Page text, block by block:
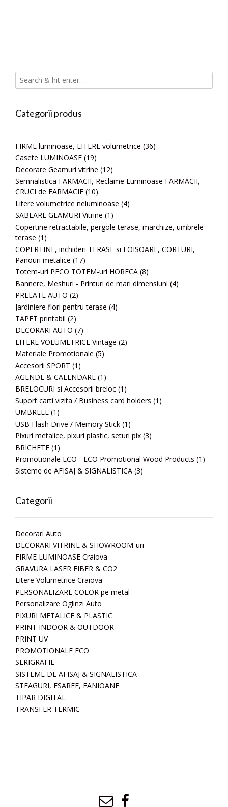
Categorii produs
FIRME luminoase, LITERE volumetrice (36)
Casete LUMINOASE (19)
Decorare Geamuri vitrine (12)
Semnalistica FARMACII, Reclame Luminoase FARMACII,
CRUCI de FARMACIE (10)
Litere volumetrice neluminoase (4)
SABLARE GEAMURI Vitrine (1)
Copertine retractabile, pergole terase, marchize, umbrele
terase (1)
COPERTINE, inchideri TERASE si FOISOARE, CORTURI,
Panouri metalice (17)
Totem-uri PECO TOTEM-uri HORECA (8)
Bannere, Meshuri - Printuri de mari dimensiuni (4)
PRELATE AUTO (2)
Jardiniere flori pentru terase (4)
TAPET printabil (2)
DECORARI AUTO (7)
LITERE VOLUMETRICE Vintage (2)
Materiale Promotionale (5)
Accesorii SPORT (1)
AGENDE & CALENDARE (1)
BRELOCURI si Accesorii breloc (1)
Suport carti vizita / Business card holders (1)
UMBRELE (1)
USB Flash Drive / Memory Stick (1)
Pixuri metalice, pixuri plastic, seturi pix (3)
BRICHETE (1)
Promotionale ECO - ECO Promotional Wood Products (1)
Sisteme de AFISAJ & SIGNALISTICA (3)
Categorii
Decorari Auto
DECORARI VITRINE & SHOWROOM-uri
FIRME LUMINOASE Craiova
GRAVURA LASER FIBER & CO2
Litere Volumetrice Craiova
PERSONALIZARE COLOR pe metal
Personalizare Oglinzi Auto
PIXURI METALICE & PLASTIC
PRINT INDOOR & OUTDOOR
PRINT UV
PROMOTIONALE ECO
SERIGRAFIE
SISTEME DE AFISAJ & SIGNALISTICA
STEAGURI, ESARFE, FANIOANE
TIPAR DIGITAL
TRANSFER TERMIC